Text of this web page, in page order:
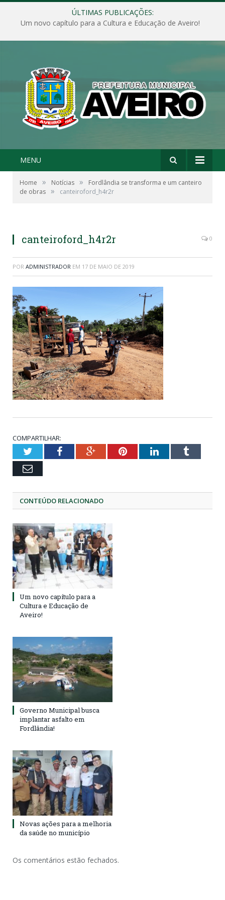
ÚLTIMAS PUBLICAÇÕES:
Um novo capítulo para a Cultura e Educação de Aveiro!
MENU
Home » Notícias »
Fordlândia se transforma e um canteiro
de obras » canteiroford_h4r2r
canteiroford_h4r2r 0
POR ADMINISTRADOR EM 17 DE MAIO DE 2019
COMPARTILHAR:
TwitterFacebookGoogle+PinterestLinkedInTumblr
Email
CONTEÚDO RELACIONADO
Um novo capítulo para a
Cultura e Educação de
Aveiro!
Governo Municipal busca
implantar asfalto em
Fordlândia!
Novas ações para a melhoria
da saúde no município
Os comentários estão fechados.